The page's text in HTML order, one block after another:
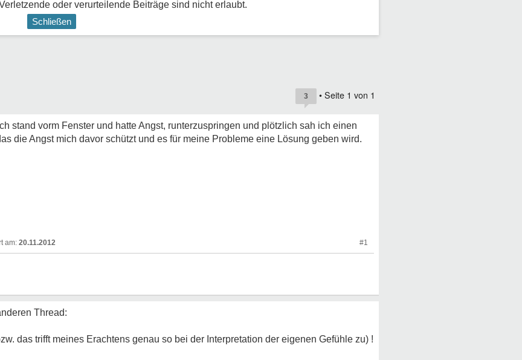
oder verurteilende Beiträge sind nicht erlaubt.
Schließen
3 • Seite 1 von 1
stand vorm Fenster und hatte Angst, runterzuspringen und plötzlich sah ich einen
die Angst mich davor schützt und es für meine Probleme eine Lösung geben wird.
20.11.2012 #1
Thread:
das trifft meines Erachtens genau so bei der Interpretation der eigenen Gefühle zu) !